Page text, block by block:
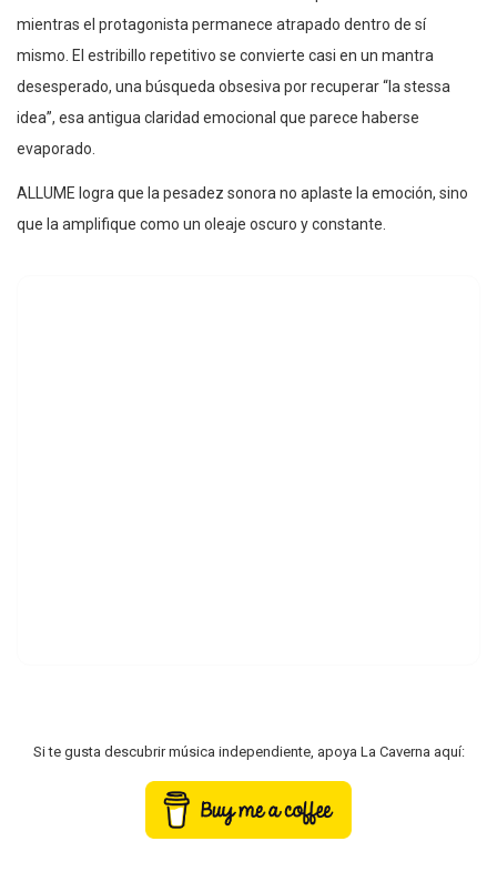
mientras el protagonista permanece atrapado dentro de sí
mismo. El estribillo repetitivo se convierte casi en un mantra
desesperado, una búsqueda obsesiva por recuperar “la stessa
idea”, esa antigua claridad emocional que parece haberse
evaporado.
ALLUME logra que la pesadez sonora no aplaste la emoción, sino
que la amplifique como un oleaje oscuro y constante.
Si te gusta descubrir música independiente, apoya La Caverna aquí: